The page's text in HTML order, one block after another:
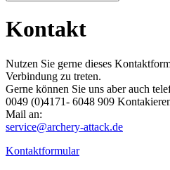
Kontakt
Nutzen Sie gerne dieses
Verbindung zu treten.
Gerne können Sie uns aber auch
0049 (0)4171- 6048 909​
Mail an:
service@archery-attack.de
Kontaktformular